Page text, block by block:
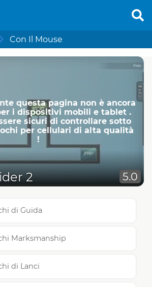
Con Il Mouse
questa pagina non è ancora
i dispositivi mobili e tablet .
sicuri di controllare sotto
per cellulari di alta qualità
!
2 5.0
di Guida
Marksmanship
di Lanci